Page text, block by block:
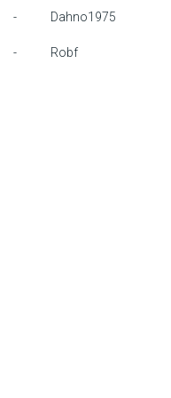
- Dahno1975
- Robf